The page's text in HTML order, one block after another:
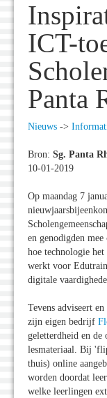
ICT-
Panta
Nieuws ->
Bron: Sg. Panta
10-01-2019
Op maandag 7
en genodigden
hoe technologie
werkt voor
digitale
Tevens adviseert
zijn eigen bedrijf
geletterdheid en
lesmateriaal. Bij
thuis) online
worden doordat
welke leerlingen